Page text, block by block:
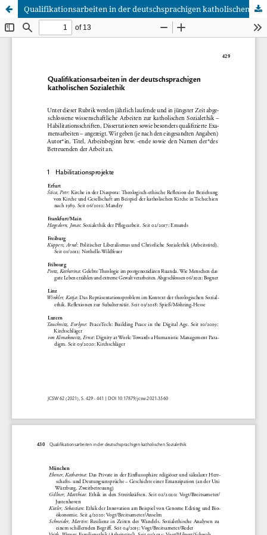
Qualifikationsarbeiten in der deutschsprachigen katholischen Sozialethik